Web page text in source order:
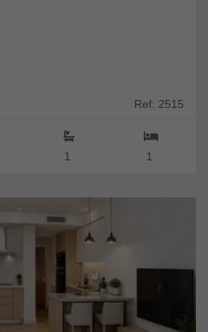
Ref: 2515
1
1